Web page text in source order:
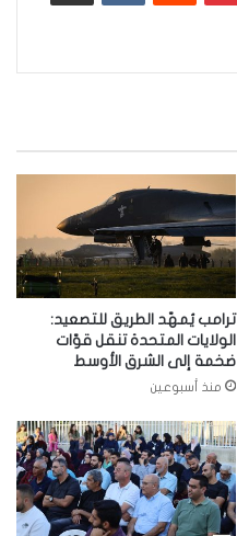
ترامب يُمهّد الطريق للتصعيد:
الولايات المتحدة تنقل قوّات
ضخمة إلى الشرق الأوسط
منذ أسبوعين